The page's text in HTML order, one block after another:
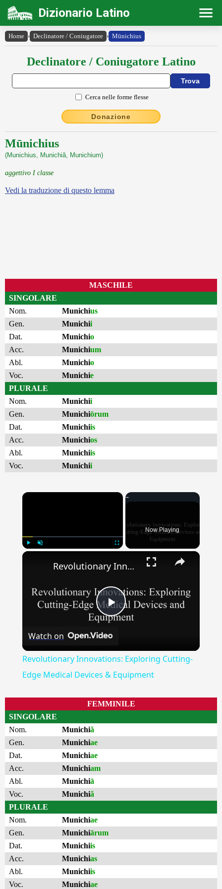
Dizionario Latino
Home › Declinatore / Coniugatore › Mūnichius
Declinatore / Coniugatore Latino
Cerca nelle forme flesse
Donazione
Mūnichius
(Munichius, Munichiă, Munichium)
aggettivo I classe
Vedi la traduzione di questo lemma
MASCHILE
SINGOLARE
Nom.
Munichius
Gen.
Munichii
Dat.
Munichio
Acc.
Munichium
Abl.
Munichio
Voc.
Munichie
PLURALE
Nom.
Munichii
Gen.
Munichiōrum
Dat.
Munichiis
Acc.
Munichios
Abl.
Munichiis
Voc.
Munichii
×
Now Playing
×
Play
Revolutionary Innovations: Exploring Cutting-Edge Medical Devices & Equipment
Watch on
Revolutionary Innovations: Exploring Cutting-
Edge Medical Devices & Equipment
FEMMINILE
SINGOLARE
Nom.
Munichiă
Gen.
Munichiae
Dat.
Munichiae
Acc.
Munichiam
Abl.
Munichiā
Voc.
Munichiă
PLURALE
Nom.
Munichiae
Gen.
Munichiārum
Dat.
Munichiis
Acc.
Munichias
Abl.
Munichiis
Voc.
Munichiae